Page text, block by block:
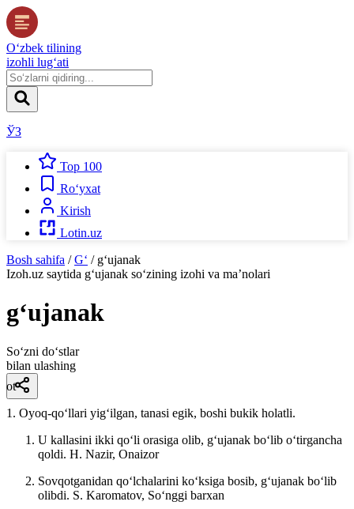
O‘zbek tilining
izohli lug‘ati
ЎЗ
Top 100
Ro‘yxat
Kirish
Lotin.uz
Bosh sahifa / G‘ / g‘ujanak
Izoh.uz saytida g‘ujanak so‘zining izohi va ma’nolari
g‘ujanak
So‘zni do‘stlar
bilan ulashing
ot
1. Oyoq-qoʻllari yigʻilgan, tanasi egik, boshi bukik holatli.
U kallasini ikki qoʻli orasiga olib, gʻujanak boʻlib oʻtirgancha
qoldi. H. Nazir, Onaizor
Sovqotganidan qoʻlchalarini koʻksiga bosib, gʻujanak boʻlib
olibdi. S. Karomatov, Soʻnggi barxan